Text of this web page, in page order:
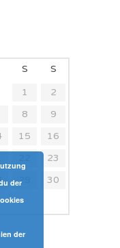
S
S
1
2
8
9
15
16
23
29
30
der
der